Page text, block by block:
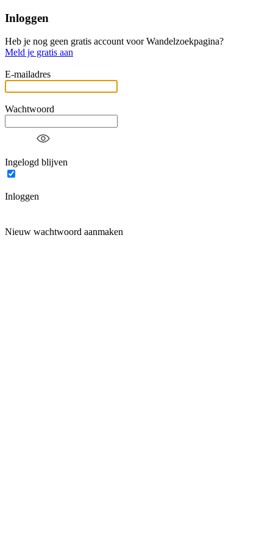
Inloggen
Heb je nog geen gratis account voor Wandelzoekpagina?
Meld je gratis aan
E-mailadres
Wachtwoord
Ingelogd blijven
Inloggen
Nieuw wachtwoord aanmaken